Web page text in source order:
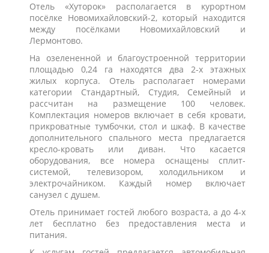
Отель «Хуторок» располагается в курортном
посёлке Новомихайловский-2, который находится
между посёлками Новомихайловский и
Лермонтово.
На озелененной и благоустроенной территории
площадью 0,24 га находятся два 2-х этажных
жилых корпуса. Отель располагает номерами
категории Стандартный, Студия, Семейный и
рассчитан на размещение 100 человек.
Комплектация номеров включает в себя кровати,
прикроватные тумбочки, стол и шкаф. В качестве
дополнительного спального места предлагается
кресло-кровать или диван. Что касается
оборудования, все номера оснащены сплит-
системой, телевизором, холодильником и
электрочайником. Каждый номер включает
санузел с душем.
Отель принимает гостей любого возраста, а до 4-х
лет бесплатно без предоставления места и
питания.